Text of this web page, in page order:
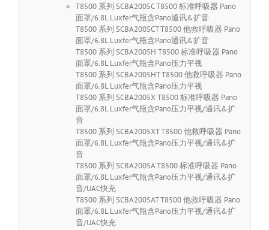
T8500 系列 SCBA2005C T8500 标准呼吸器 Pano
面罩/6.8L Luxfer气瓶含Pano通讯&扩音
T8500 系列 SCBA2005CT T8500 他救呼吸器 Pano
面罩/6.8L Luxfer气瓶含Pano通讯&扩音
T8500 系列 SCBA2005H T8500 标准呼吸器 Pano
面罩/6.8L Luxfer气瓶含Pano压力平视
T8500 系列 SCBA2005HT T8500 他救呼吸器 Pano
面罩/6.8L Luxfer气瓶含Pano压力平视
T8500 系列 SCBA2005X T8500 标准呼吸器 Pano
面罩/6.8L Luxfer气瓶含Pano压力平视/通讯&扩
音
T8500 系列 SCBA2005XT T8500 他救呼吸器 Pano
面罩/6.8L Luxfer气瓶含Pano压力平视/通讯&扩
音
T8500 系列 SCBA2005A T8500 标准呼吸器 Pano
面罩/6.8L Luxfer气瓶含Pano压力平视/通讯&扩
音/UAC快充
T8500 系列 SCBA2005AT T8500 他救呼吸器 Pano
面罩/6.8L Luxfer气瓶含Pano压力平视/通讯&扩
音/UAC快充